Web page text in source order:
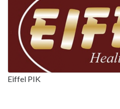
Eiffel PIK